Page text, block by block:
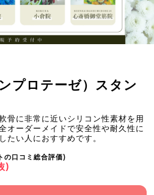
プロテーゼ）スタン
骨に非常に近いシリコン性素材を用
オーダーメイドで安全性や耐久性に
たい人におすすめです。
の口コミ総合評価)
)